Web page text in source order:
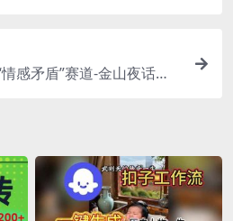
感矛盾”赛道-金山夜话，